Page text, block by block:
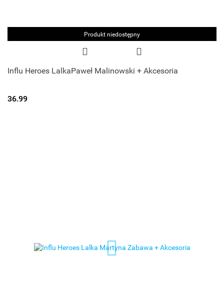
Produkt niedostępny
Influ Heroes LalkaPaweł Malinowski + Akcesoria
36.99